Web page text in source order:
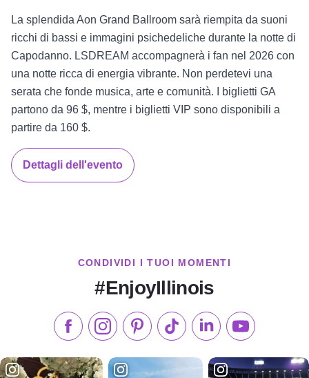
La splendida Aon Grand Ballroom sarà riempita da suoni
ricchi di bassi e immagini psichedeliche durante la notte di
Capodanno. LSDREAM accompagnerà i fan nel 2026 con
una notte ricca di energia vibrante. Non perdetevi una
serata che fonde musica, arte e comunità. I biglietti GA
partono da 96 $, mentre i biglietti VIP sono disponibili a
partire da 160 $.
Dettagli dell'evento
CONDIVIDI I TUOI MOMENTI
#EnjoyIllinois
Metti "Mi piace" su Facebook
Seguici su Instagram
Visita il nostro Pinterest
Seguici su TikTok
Seguici su LinkedIn
Iscriviti al